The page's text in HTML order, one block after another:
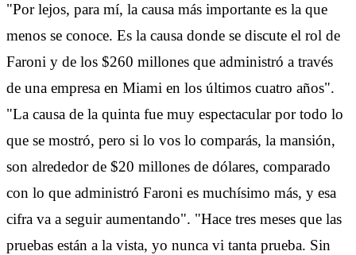
"Por lejos, para mí, la causa más importante es la que
menos se conoce. Es la causa donde se discute el rol de
Faroni y de los $260 millones que administró a través
de una empresa en Miami en los últimos cuatro años".
"La causa de la quinta fue muy espectacular por todo lo
que se mostró, pero si lo vos lo comparás, la mansión,
son alrededor de $20 millones de dólares, comparado
con lo que administró Faroni es muchísimo más, y esa
cifra va a seguir aumentando". "Hace tres meses que las
pruebas están a la vista, yo nunca vi tanta prueba. Sin